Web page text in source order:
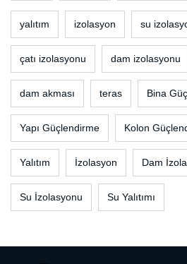
yalıtım izolasyon su
çatı izolasyonu dam izolasyonu
dam akması teras Bina
Yapı Güçlendirme Kolon
Yalıtım İzolasyon Dam
Su İzolasyonu Su Yalıtımı